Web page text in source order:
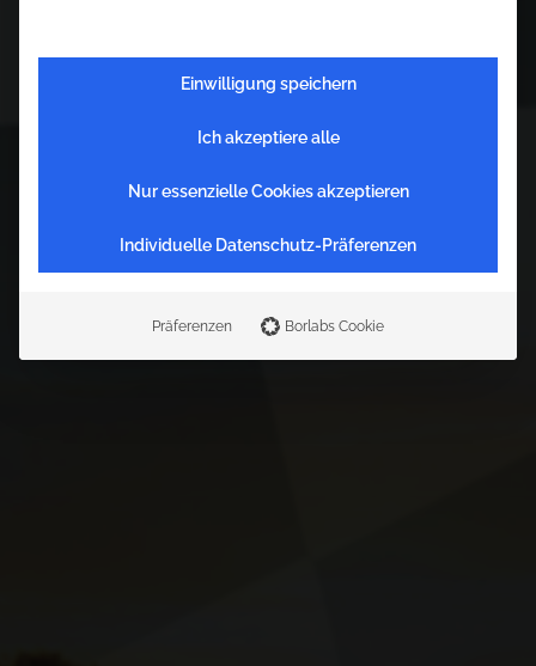
rsten Schneid
Einwilligung speichern
Ich akzeptiere alle
Nur essenzielle Cookies akzeptieren
Individuelle Datenschutz-Präferenzen
Präferenzen Borlabs Cookie